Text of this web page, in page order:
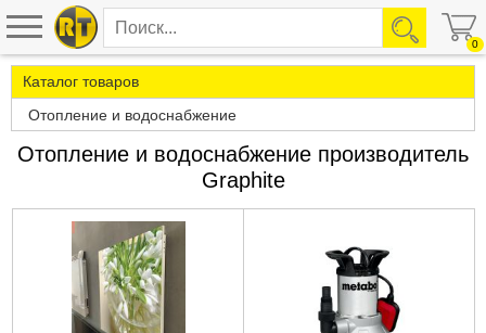
0
Каталог товаров
Отопление и водоснабжение
Отопление и водоснабжение производитель
Graphite